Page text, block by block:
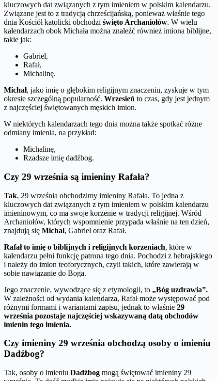
kluczowych dat związanych z tym imieniem w polskim kalendarzu.
Związane jest to z tradycją chrześcijańską, ponieważ właśnie tego
dnia Kościół katolicki obchodzi święto Archaniołów. W wielu
kalendarzach obok Michała można znaleźć również imiona biblijne,
takie jak:
Gabriel,
Rafał,
Michalinę.
Michał, jako imię o głębokim religijnym znaczeniu, zyskuje w tym
okresie szczególną popularność. Wrzesień to czas, gdy jest jednym
z najczęściej świętowanych męskich imion.
W niektórych kalendarzach tego dnia można także spotkać różne
odmiany imienia, na przykład:
Michalinę,
Rzadsze imię dadźbog.
Czy 29 września są imieniny Rafała?
Tak, 29 września obchodzimy imieniny Rafała. To jedna z
kluczowych dat związanych z tym imieniem w polskim kalendarzu
imieninowym, co ma swoje korzenie w tradycji religijnej. Wśród
Archaniołów, których wspomnienie przypada właśnie na ten dzień,
znajdują się Michał, Gabriel oraz Rafał.
Rafał to imię o biblijnych i religijnych korzeniach, które w
kalendarzu pełni funkcję patrona tego dnia. Pochodzi z hebrajskiego
i należy do imion teoforycznych, czyli takich, które zawierają w
sobie nawiązanie do Boga.
Jego znaczenie, wywodzące się z etymologii, to „Bóg uzdrawia”.
W zależności od wydania kalendarza, Rafał może występować pod
różnymi formami i wariantami zapisu, jednak to właśnie 29
września pozostaje najczęściej wskazywaną datą obchodów
imienin tego imienia.
Czy imieniny 29 września obchodzą osoby o imieniu
Dadźbog?
Tak, osoby o imieniu Dadźbog mogą świętować imieniny 29